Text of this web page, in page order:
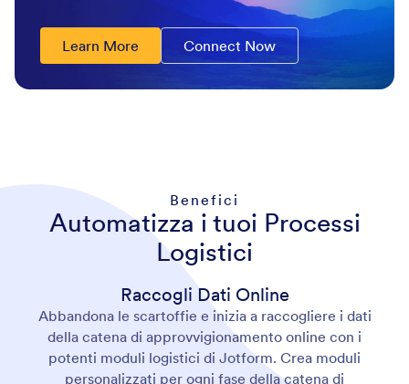
Learn More Connect Now
Benefici
Automatizza i tuoi Processi
Logistici
Raccogli Dati Online
Abbandona le scartoffie e inizia a raccogliere i dati
della catena di approvvigionamento online con i
potenti moduli logistici di Jotform. Crea moduli
personalizzati per ogni fase della catena di